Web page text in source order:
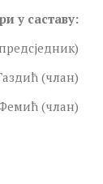
у саставу:
(члан)
(члан)